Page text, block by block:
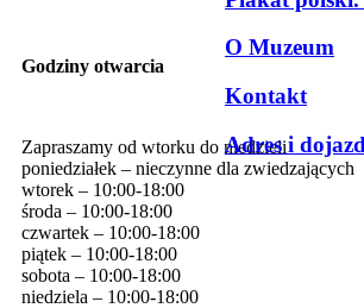
O Muzeum
Kontakt
Adres i dojazd
Godziny otwarcia
Zapraszamy od wtorku do niedzieli
poniedziałek – nieczynne dla zwiedzających
wtorek – 10:00-18:00
środa – 10:00-18:00
czwartek – 10:00-18:00
piątek – 10:00-18:00
sobota – 10:00-18:00
niedziela – 10:00-18:00